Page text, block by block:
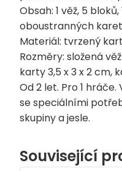
Obsah: 1 věž, 5
oboustranných
Materiál: tvrzený
Rozměry: složená
karty 3,5 x 3 x 2 cm,
Od 2 let. Pro 1
se speciálními
skupiny a jesle.
Související